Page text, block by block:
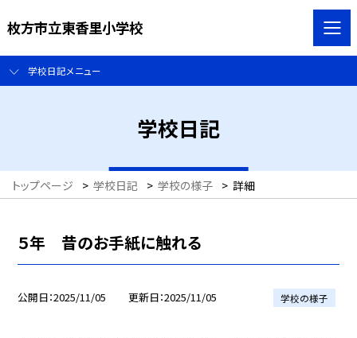
枚方市立東香里小学校
学校日記メニュー
学校日記
トップページ > 学校日記 > 学校の様子 > 詳細
５年 昔のお手紙に触れる
公開日 2025/11/05 更新日 2025/11/05 学校の様子